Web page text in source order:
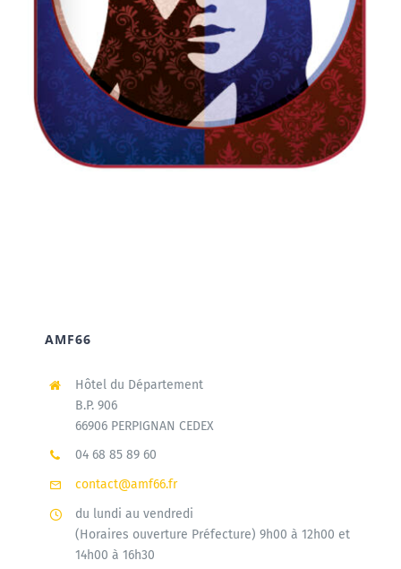
AMF66
Hôtel du Département
B.P. 906
66906 PERPIGNAN CEDEX
04 68 85 89 60
contact@amf66.fr
du lundi au vendredi
(Horaires ouverture Préfecture) 9h00 à 12h00 et
14h00 à 16h30